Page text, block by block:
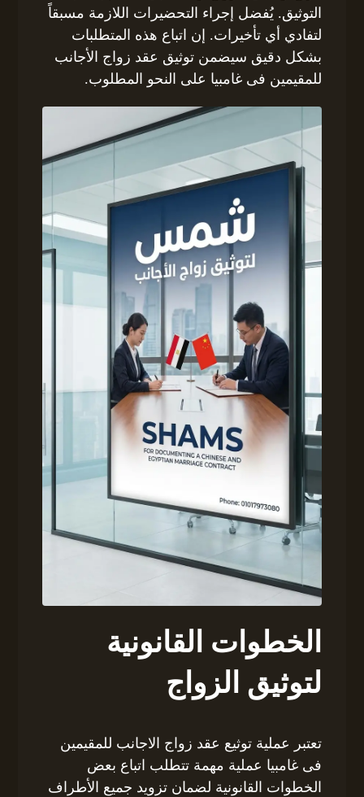
التوثيق. يُفضل إجراء التحضيرات اللازمة مسبقاً
لتفادي أي تأخيرات. إن اتباع هذه المتطلبات
بشكل دقيق سيضمن توثيق عقد زواج الأجانب
للمقيمين فى غامبيا على النحو المطلوب.
الخطوات القانونية
لتوثيق الزواج
تعتبر عملية توثيع عقد زواج الاجانب للمقيمين
فى غامبيا عملية مهمة تتطلب اتباع بعض
الخطوات القانونية لضمان تزويد جميع الأطراف